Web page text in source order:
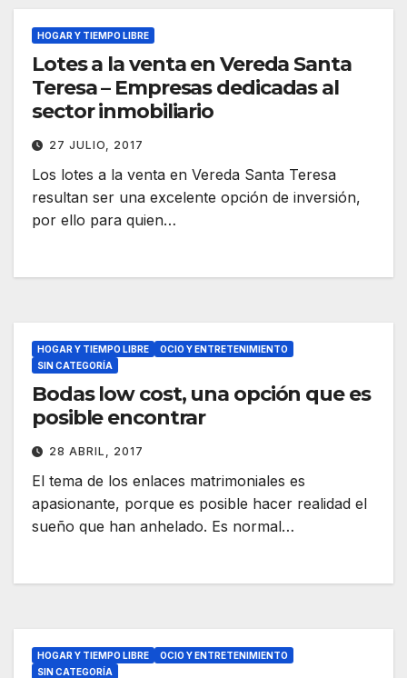
HOGAR Y TIEMPO LIBRE
Lotes a la venta en Vereda Santa
Teresa – Empresas dedicadas al
sector inmobiliario
27 JULIO, 2017
Los lotes a la venta en Vereda Santa Teresa
resultan ser una excelente opción de inversión,
por ello para quien…
HOGAR Y TIEMPO LIBRE
OCIO Y ENTRETENIMIENTO
SIN CATEGORÍA
Bodas low cost, una opción que es
posible encontrar
28 ABRIL, 2017
El tema de los enlaces matrimoniales es
apasionante, porque es posible hacer realidad el
sueño que han anhelado. Es normal…
HOGAR Y TIEMPO LIBRE
OCIO Y ENTRETENIMIENTO
SIN CATEGORÍA